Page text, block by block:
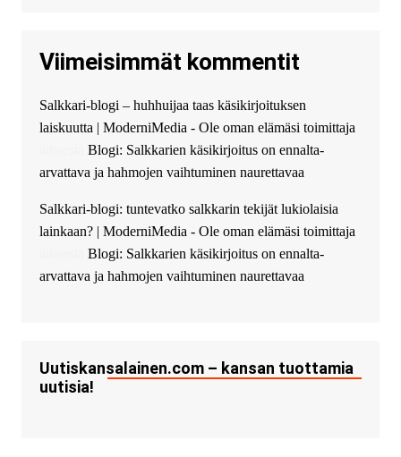
guest_4889 :Cmon Suomi 👏
The Admin: High five! You’ve
successfully installed Simple
Ajax Chat.
Viimeisimmät kommentit
Salkkari-blogi – huhhuijaa taas käsikirjoituksen
laiskuutta | ModerniMedia - Ole oman elämäsi toimittaja
Blogi: Salkkarien käsikirjoitus on ennalta-
arvattava ja hahmojen vaihtuminen naurettavaa
Salkkari-blogi: tuntevatko salkkarin tekijät lukiolaisia
lainkaan? | ModerniMedia - Ole oman elämäsi toimittaja
Blogi: Salkkarien käsikirjoitus on ennalta-
arvattava ja hahmojen vaihtuminen naurettavaa
Uutiskansalainen.com – kansan tuottamia
uutisia!